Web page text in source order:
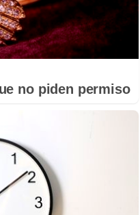
no piden permiso